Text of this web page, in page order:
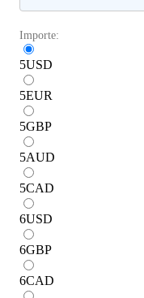
Importe:
5USD
5EUR
5GBP
5AUD
5CAD
6USD
6GBP
6CAD